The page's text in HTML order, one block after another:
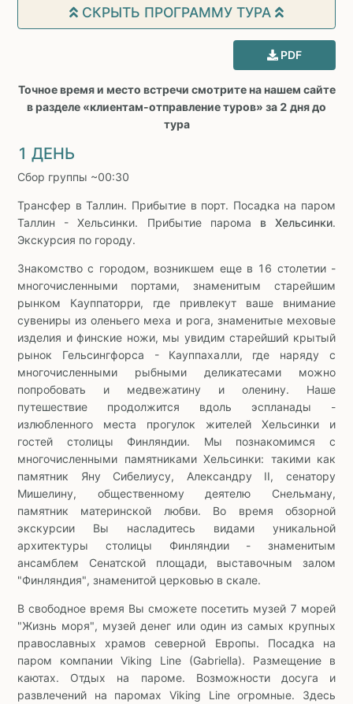
СКРЫТЬ ПРОГРАММУ ТУРА
PDF
Точное время и место встречи смотрите на нашем сайте
в разделе «клиентам-отправление туров» за 2 дня до
тура
1 ДЕНЬ
Сбор группы ~00:30
Трансфер в Таллин. Прибытие в порт. Посадка на паром
Таллин - Хельсинки. Прибытие парома в Хельсинки.
Экскурсия по городу.
Знакомство с городом, возникшем еще в 16 столетии -
многочисленными портами, знаменитым старейшим
рынком Кауппаторри, где привлекут ваше внимание
сувениры из оленьего меха и рога, знаменитые меховые
изделия и финские ножи, мы увидим старейший крытый
рынок Гельсингфорса - Кауппахалли, где наряду с
многочисленными рыбными деликатесами можно
попробовать и медвежатину и оленину. Наше
путешествие продолжится вдоль эспланады -
излюбленного места прогулок жителей Хельсинки и
гостей столицы Финляндии. Мы познакомимся с
многочисленными памятниками Хельсинки: такими как
памятник Яну Сибелиусу, Александру II, сенатору
Мишелину, общественному деятелю Снельману,
памятник материнской любви. Во время обзорной
экскурсии Вы насладитесь видами уникальной
архитектуры столицы Финляндии - знаменитым
ансамблем Сенатской площади, выставочным залом
"Финляндия", знаменитой церковью в скале.
В свободное время Вы сможете посетить музей 7 морей
"Жизнь моря", музей денег или один из самых крупных
православных храмов северной Европы. Посадка на
паром компании Viking Line (Gabriella). Размещение в
каютах. Отдых на пароме. Возможности досуга и
развлечений на паромах Viking Line огромные. Здесь